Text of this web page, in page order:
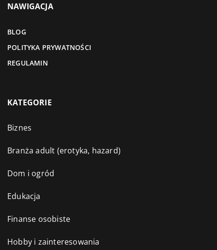
NAWIGACJA
BLOG
POLITYKA PRYWATNOŚCI
REGULAMIN
KATEGORIE
Biznes
Branża adult (erotyka, hazard)
Dom i ogród
Edukacja
Finanse osobiste
Hobby i zainteresowania